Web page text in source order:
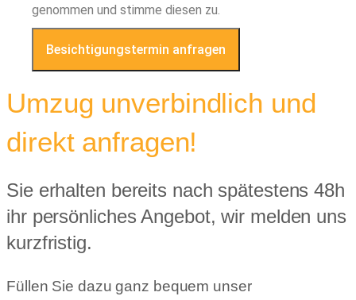
genommen und stimme diesen zu.
Besichtigungstermin anfragen
Umzug unverbindlich und
direkt anfragen!
Sie erhalten bereits nach spätestens 48h
ihr persönliches Angebot, wir melden uns
kurzfristig.
Füllen Sie dazu ganz bequem unser